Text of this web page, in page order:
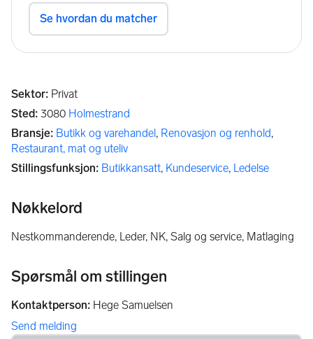
Sektor: Privat
Sted: 3080 Holmestrand
Bransje: Butikk og varehandel, Renovasjon og renhold,
Restaurant, mat og uteliv
Stillingsfunksjon: Butikkansatt, Kundeservice, Ledelse
Nøkkelord
Nestkommanderende, Leder, NK, Salg og service, Matlaging
Spørsmål om stillingen
Kontaktperson: Hege Samuelsen
Send melding